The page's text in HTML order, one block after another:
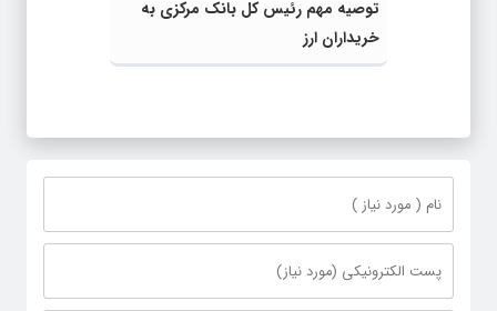
توصیه مهم رئیس کل بانک مرکزی به
خریداران ارز